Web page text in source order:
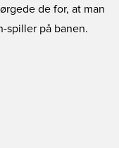
de for, at man
spiller på banen.